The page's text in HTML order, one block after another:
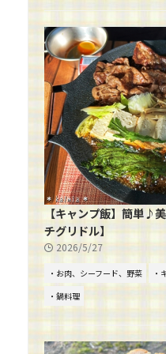
【キャンプ飯】簡単♪
チグリドル】
2026/5/27
・お肉、シーフード、野菜 ・
・鍋料理